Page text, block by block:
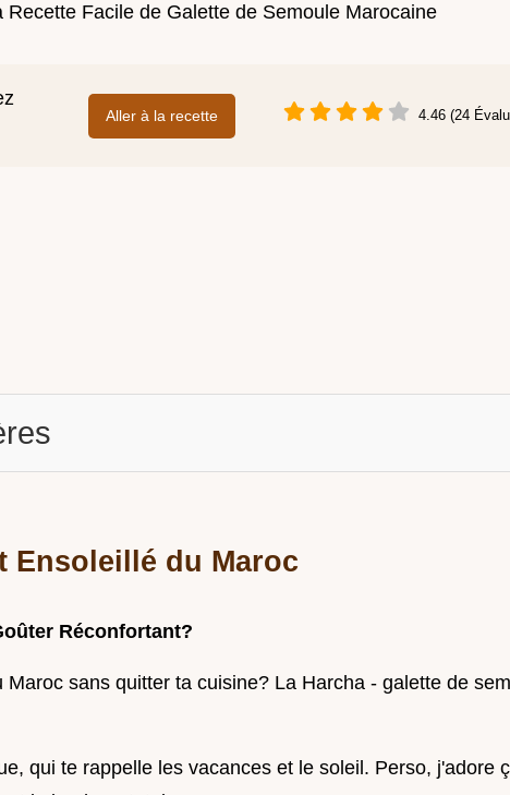
Recette Facile de Galette de Semoule Marocaine
Aller à la recette 4.46 (24
Ensoleillé du Maroc
Réconfortant?
Maroc sans quitter ta cuisine? La Harcha - galette de
qui te rappelle les vacances et le soleil. Perso, j'adore